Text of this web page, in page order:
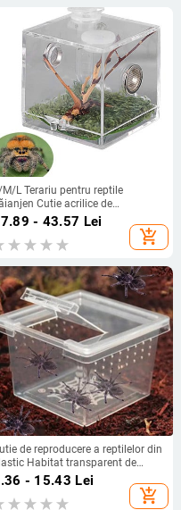
M/L Terariu pentru reptile
Cutie acrilice de
a reptilelor Accesorii
terariu Cutie pentru insecte
tarantula de melci de greier
- 43.57 Lei
add_shopping_cart
de reproducere a reptilelor din
Habitat transparent de
pentru reptile pentru furnici
scorpion, cutie de hrănire
reproducerea șopârlelor
- 15.43 Lei
add_shopping_cart